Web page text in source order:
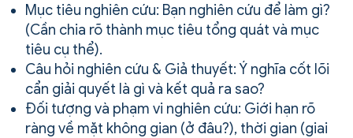
Mục tiêu nghiên cứu: Bạn nghiên cứu để làm gì?
(Cần chia rõ thành mục tiêu tổng quát và mục
tiêu cụ thể).
Câu hỏi nghiên cứu & Giả thuyết: Ý nghĩa cốt lõi
cẩn giải quyết là gì và kết quả ra sao?
Đối tượng và phạm vi nghiên cứu: Giới hạn rõ
ràng về mặt không gian (ở đâu?), thời gian (giai